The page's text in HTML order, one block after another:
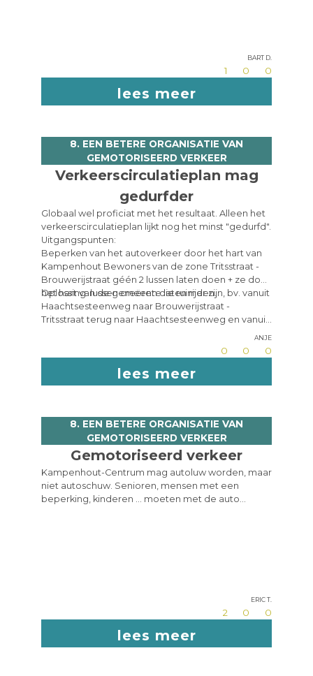
Bart D.
1 0 0
lees meer
8. EEN BETERE ORGANISATIE VAN
GEMOTORISEERD VERKEER
Verkeerscirculatieplan mag
gedurfder
Globaal wel proficiat met het resultaat. Alleen het
verkeerscirculatieplan lijkt nog het minst "gedurfd".
Uitgangspunten:
Beperken van het autoverkeer door het hart van
Kampenhout Bewoners van de zone Tritsstraat -
Brouwerijstraat géén 2 lussen laten doen + ze door
het hart van de gemeente laten rijden.
Oplossing: lussen creëren die ruimer zijn, bv. vanuit
Haachtsesteenweg naar Brouwerijstraat -
Tritsstraat terug naar Haachtsesteenweg en vanuit
die grote lus kleinere lussen maken in het hart van
Anje
0 0 0
lees meer
8. EEN BETERE ORGANISATIE VAN
GEMOTORISEERD VERKEER
Gemotoriseerd verkeer
Kampenhout-Centrum mag autoluw worden, maar
niet autoschuw. Senioren, mensen met een
beperking, kinderen ... moeten met de auto
een vlottere doorstroming kunnen voorspellen?
Nu lijkt het vooral op knip- en plakwerk, ondanks
het ernstige werk van de verkeerscommissie.
Zones 30 moeten niet alleen worden aangeduid
Eric T.
2 0 0
lees meer